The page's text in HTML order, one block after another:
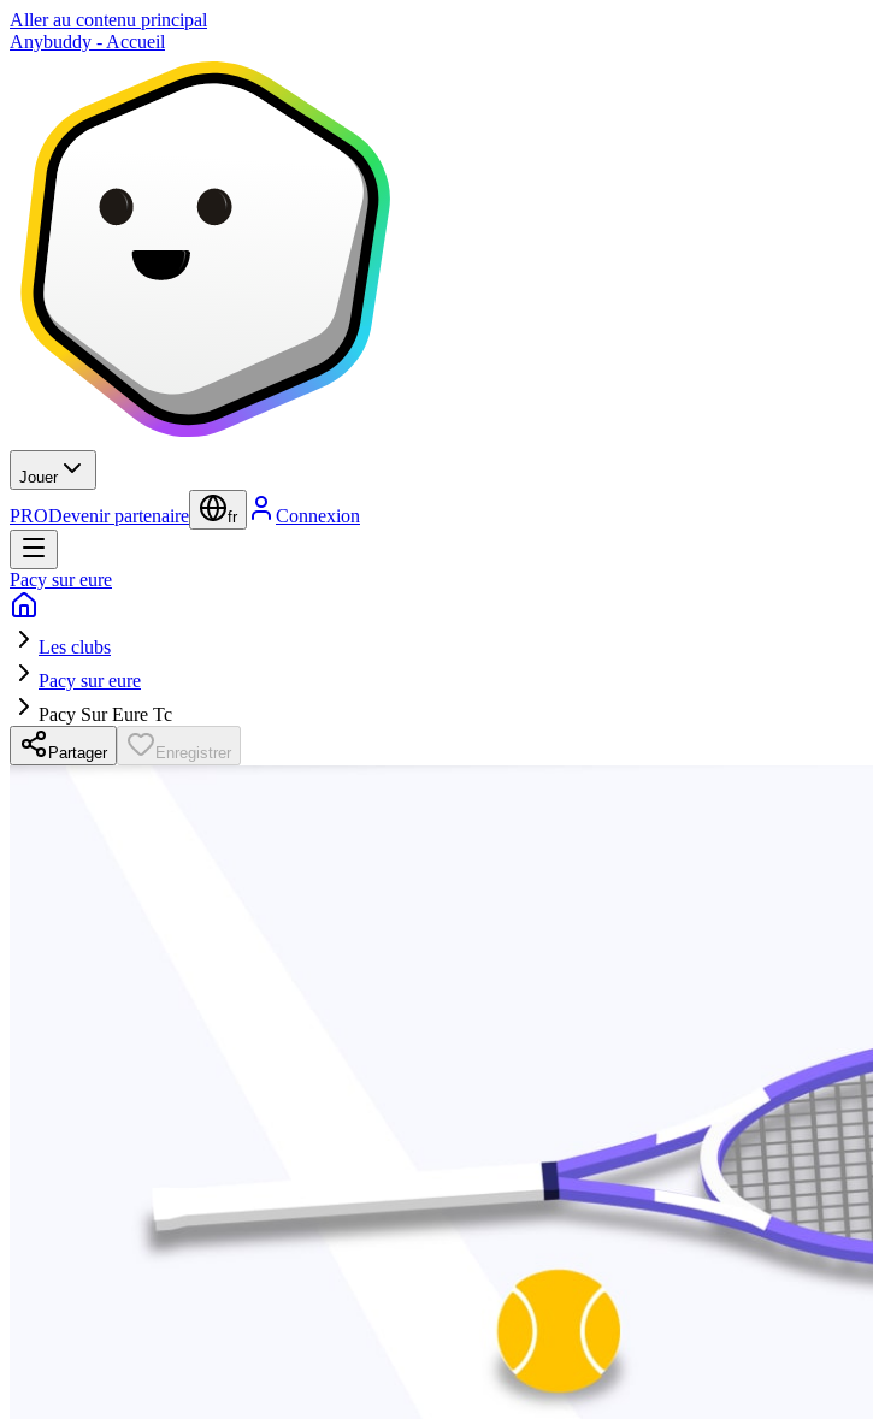
Aller au contenu principal
Anybuddy - Accueil
Jouer
PRODevenir partenaire fr Connexion
Pacy sur eure
Les clubs
Pacy sur eure
Pacy Sur Eure Tc
Partager Enregistrer